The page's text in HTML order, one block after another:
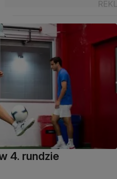
4. rundzie